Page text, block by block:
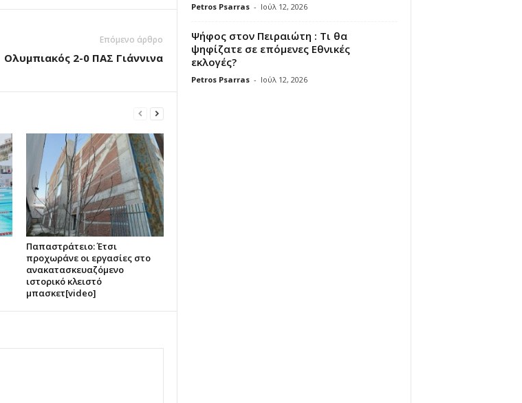
Επόμενο άρθρο
Ολυμπιακός 2-0 ΠΑΣ Γιάννινα
Παπαστράτειο: Έτσι
προχωράνε οι εργασίες στο
ανακατασκευαζόμενο
ιστορικό κλειστό
μπασκετ[video]
Petros Psarras - Ιούλ 12, 2026
Ψήφος στον Πειραιώτη : Τι θα
ψηφίζατε σε επόμενες Εθνικές
εκλογές?
Petros Psarras - Ιούλ 12, 2026